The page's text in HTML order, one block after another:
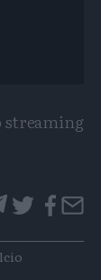
streaming